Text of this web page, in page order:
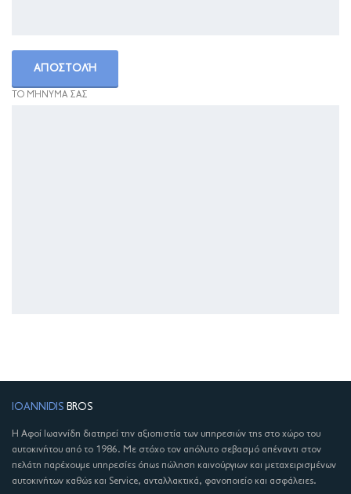
ΤΟ ΜΉΝΥΜΑ ΣΑΣ
IOANNIDIS BROS
Η Αφοί Ιωαννίδη διατηρεί την αξιοπιστία των υπηρεσιών της στο χώρο του
αυτοκινήτου από το 1986. Με στόχο τον απόλυτο σεβασμό απέναντι στον
πελάτη παρέχουμε υπηρεσίες όπως πώληση καινούργιων και μεταχειρισμένων
αυτοκινήτων καθώς και Service, ανταλλακτικά, φανοποιείο και ασφάλειες.